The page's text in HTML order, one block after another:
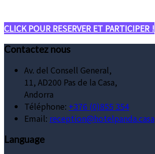
CLICK POUR RESERVER ET PARTICIPER !
Contactez nous
Av. del Consell General,
11, AD200 Pas de la Casa,
Andorra
Téléphone: +376 (0)855 354
Email: reception@hotelpanda.casa
Language